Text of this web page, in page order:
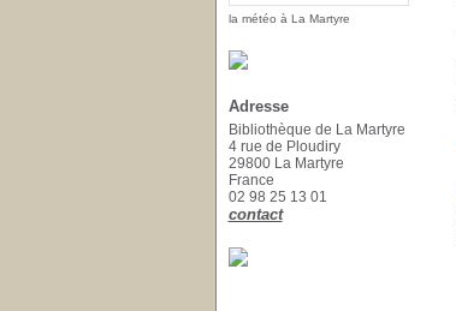
la météo à La Martyre
Adresse
Bibliothèque de La Martyre
4 rue de Ploudiry
29800 La Martyre
France
02 98 25 13 01
contact